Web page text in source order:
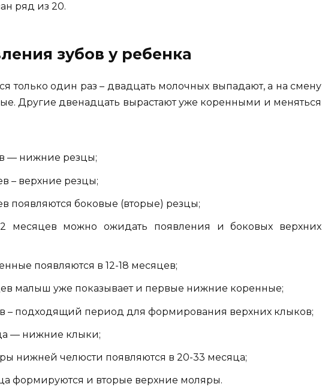
ряд из 20.
зубов у ребенка
только один раз – двадцать молочных выпадают, а на смену
Другие двенадцать вырастают уже коренными и меняться
— нижние резцы;
– верхние резцы;
появляются боковые (вторые) резцы;
месяцев можно ожидать появления и боковых верхних
появляются в 12-18 месяцев;
малыш уже показывает и первые нижние коренные;
– подходящий период для формирования верхних клыков;
— нижние клыки;
нижней челюсти появляются в 20-33 месяца;
формируются и вторые верхние моляры.